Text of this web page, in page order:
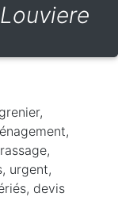
urgent,
devis